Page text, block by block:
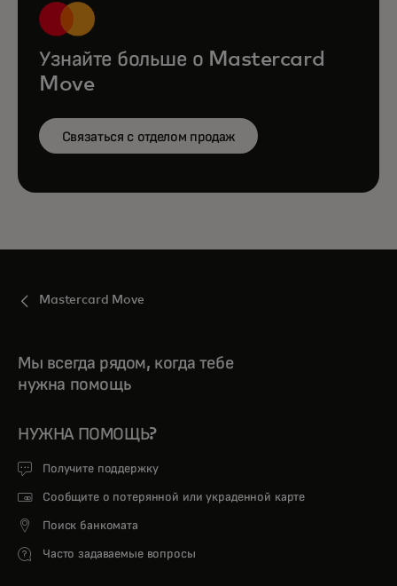
Узнайте больше о Mastercard
Move
Связаться с отделом продаж
Mastercard Move
Мы всегда рядом, когда тебе
нужна помощь
НУЖНА ПОМОЩЬ?
Получите поддержку
Сообщите о потерянной или украденной карте
Поиск банкомата
Часто задаваемые вопросы